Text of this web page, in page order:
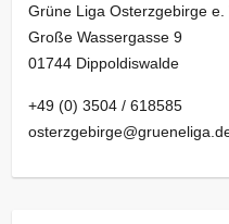
Grüne Liga Osterzgebirge e.
Große Wassergasse 9
01744 Dippoldiswalde
+49 (0) 3504 / 618585